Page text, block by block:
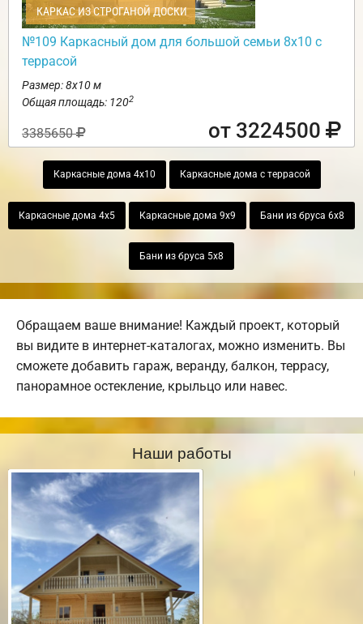
КАРКАС ИЗ СТРОГАНОЙ ДОСКИ
№109 Каркасный дом для большой семьи 8х10 с
террасой
Размер: 8х10 м
Общая площадь: 1202
3385650 от 3224500
Каркасные дома 4х10 Каркасные дома с террасой
Каркасные дома 4х5 Каркасные дома 9х9 Бани из бруса 6х8
Бани из бруса 5х8
Обращаем ваше внимание! Каждый проект, который
вы видите в интернет-каталогах, можно изменить. Вы
сможете добавить гараж, веранду, балкон, террасу,
панорамное остекление, крыльцо или навес.
Наши работы